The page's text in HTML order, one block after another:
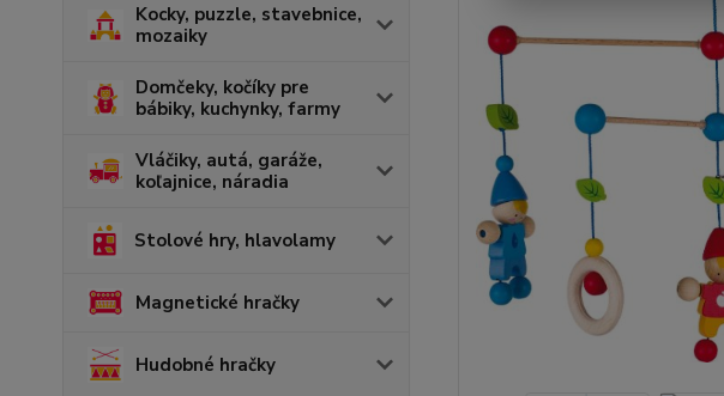
Kocky, puzzle, stavebnice,
mozaiky
Domčeky, kočíky pre
bábiky, kuchynky, farmy
Vláčiky, autá, garáže,
koľajnice, náradia
Stolové hry, hlavolamy
Magnetické hračky
Hudobné hračky